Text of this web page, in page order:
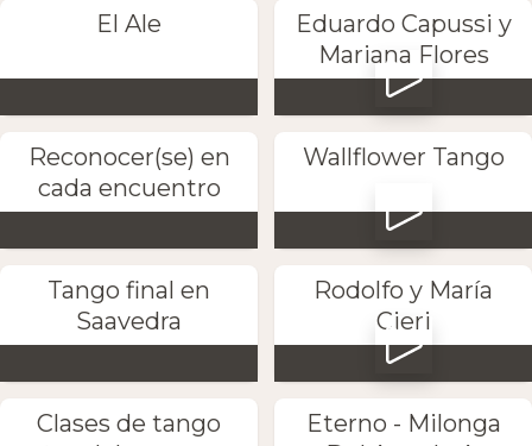
El Ale
Eduardo Capussi y
Mariana Flores
Reconocer(se) en
cada encuentro
Wallflower Tango
Tango final en
Saavedra
Rodolfo y María
Cieri
Clases de tango
Eterno - Milonga